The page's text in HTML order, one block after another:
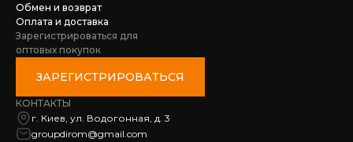
Обмен и возврат
Оплата и доставка
Зарегистрироваться для
оптовых покупок
ЗАРЕГИСТРИРОВАТЬСЯ
КОНТАКТЫ
г. Киев, ул. Водогонная, д. 3
groupdirom@gmail.com